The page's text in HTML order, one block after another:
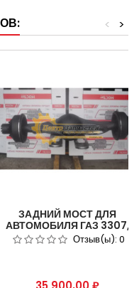
>
<
ЗАДНИЙ МОСТ ДЛЯ
АВТОМОБИЛЯ ГАЗ 3307,
ПАЗ 3205 (37 ЗУБЬЕВ) КАТ.
НОМЕР: 33078-2400012
Отзыв(ы): 0